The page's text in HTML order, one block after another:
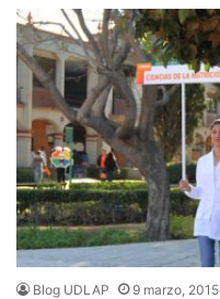
Blog UDLAP 9 marzo, 2015